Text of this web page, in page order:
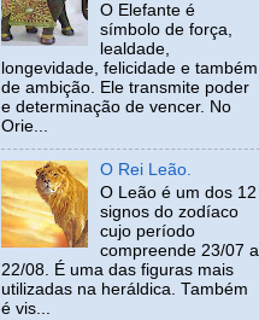
O Elefante é
símbolo de força,
lealdade,
longevidade, felicidade e também
de ambição. Ele transmite poder
e determinação de vencer. No
Orie...
O Rei Leão.
O Leão é um dos 12
signos do zodíaco
cujo período
compreende 23/07 a
22/08. É uma das figuras mais
utilizadas na heráldica. Também
é vis...